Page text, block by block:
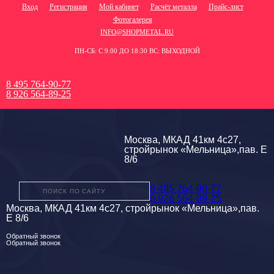
Вход Регистрация Мой кабинет Расчёт металла
Прайс-лист
Фотогалерея
INFO@SHOPMETAL.RU
ПН-СБ: С 9:00 ДО 18:30 ВС: ВЫХОДНОЙ
8 495 764-90-77
8 926 564-89-25
Москва, МКАД 41км 4с27,
стройрынок «Мельница»,пав. Е
8/6
8 495 764-90-77
8 926 564-89-25
Москва, МКАД 41км 4с27, стройрынок «Мельница»,пав.
Е 8/6
Обратный звонок
Обратный звонок